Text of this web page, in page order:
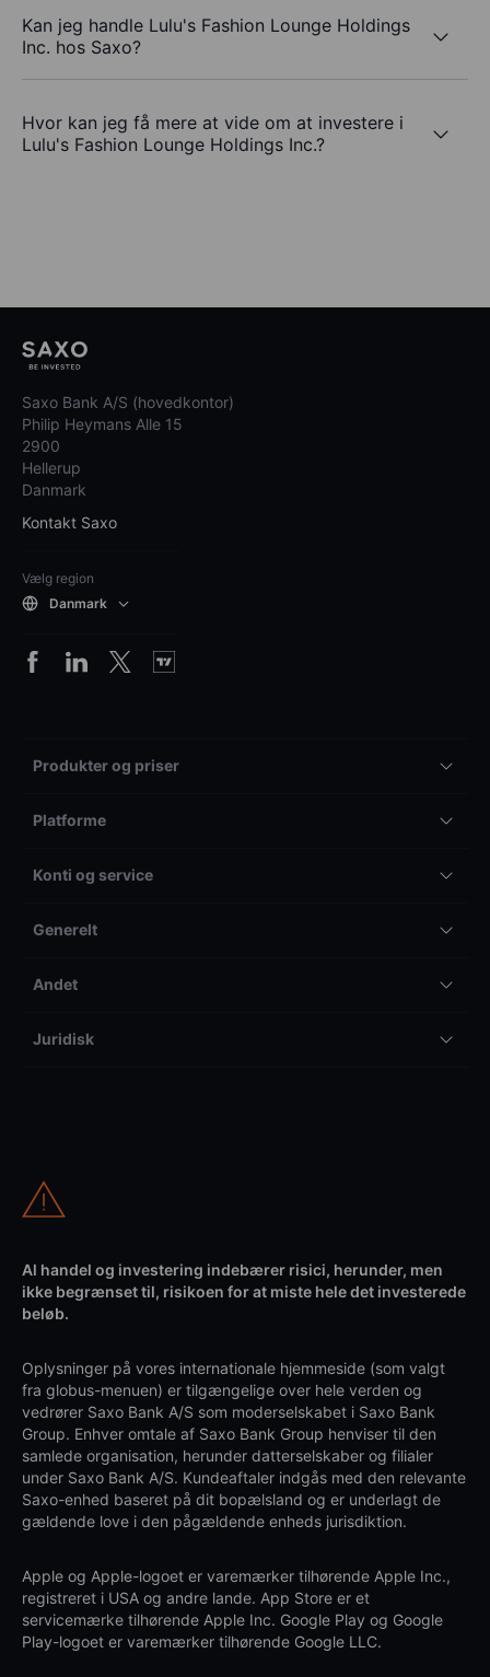
Kan jeg handle Lulu's Fashion Lounge Holdings
Inc. hos Saxo?
Hvor kan jeg få mere at vide om at investere i
Lulu's Fashion Lounge Holdings Inc.?
Saxo Bank A/S (hovedkontor)
Philip Heymans Alle 15
2900
Hellerup
Danmark
Kontakt Saxo
Vælg region
Danmark
Produkter og priser
Platforme
Konti og service
Generelt
Andet
Juridisk
Al handel og investering indebærer risici, herunder, men
ikke begrænset til, risikoen for at miste hele det investerede
beløb.
Oplysninger på vores internationale hjemmeside (som valgt
fra globus-menuen) er tilgængelige over hele verden og
vedrører Saxo Bank A/S som moderselskabet i Saxo Bank
Group. Enhver omtale af Saxo Bank Group henviser til den
samlede organisation, herunder datterselskaber og filialer
under Saxo Bank A/S. Kundeaftaler indgås med den relevante
Saxo-enhed baseret på dit bopælsland og er underlagt de
gældende love i den pågældende enheds jurisdiktion.
Apple og Apple-logoet er varemærker tilhørende Apple Inc.,
registreret i USA og andre lande. App Store er et
servicemærke tilhørende Apple Inc. Google Play og Google
Play-logoet er varemærker tilhørende Google LLC.